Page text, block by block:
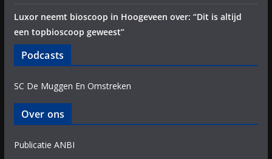
Luxor neemt bioscoop in Hoogeveen over: “Dit is altijd
een topbioscoop geweest”
Podcasts
SC De Muggen En Omstreken
Over ons
Publicatie ANBI